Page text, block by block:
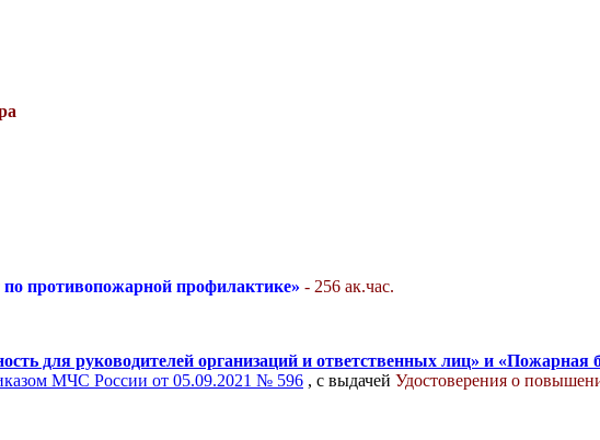
по противопожарной профилактике» - 256 ак.час.
для руководителей организаций и ответственных лиц» и «Пожарная
МЧС России от 05.09.2021 № 596 , с выдачей Удостоверения о